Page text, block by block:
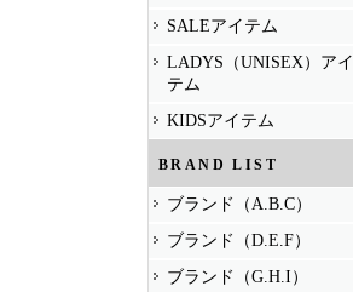
SALEアイテム
LADYS（UNISEX）アイ
テム
KIDSアイテム
BRAND LIST
ブランド（A.B.C）
ブランド（D.E.F）
ブランド（G.H.I）